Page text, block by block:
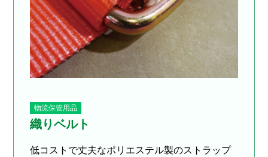
物流保管用品
織りベルト
低コストで丈夫なポリエステル製のストラップ